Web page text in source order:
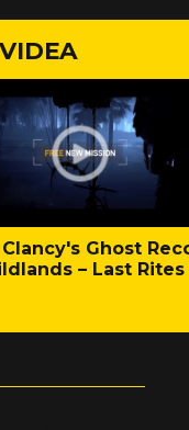
Ghost
– Last Rites